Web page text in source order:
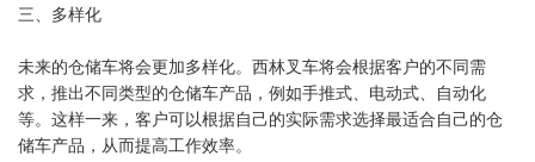
三、多样化
未来的仓储车将会更加多样化。西林叉车将会根据客户的不同需
求，推出不同类型的仓储车产品，例如手推式、电动式、自动化
等。这样一来，客户可以根据自己的实际需求选择最适合自己的仓
储车产品，从而提高工作效率。